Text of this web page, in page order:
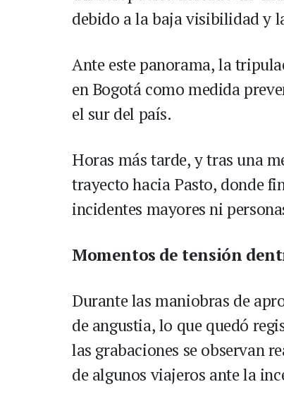
debido a la baja visibilidad y
Ante este panorama, la
en Bogotá como medida
el sur del país.
Horas más tarde, y tras una
trayecto hacia Pasto, donde
incidentes mayores ni
Momentos de tensión
Durante las maniobras de
de angustia, lo que quedó
las grabaciones se observan
de algunos viajeros ante la